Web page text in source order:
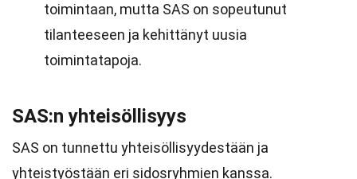
toimintaan, mutta SAS on sopeutunut
tilanteeseen ja kehittänyt uusia
toimintatapoja.
SAS:n yhteisöllisyys
SAS on tunnettu yhteisöllisyydestään ja
yhteistyöstään eri sidosryhmien kanssa.